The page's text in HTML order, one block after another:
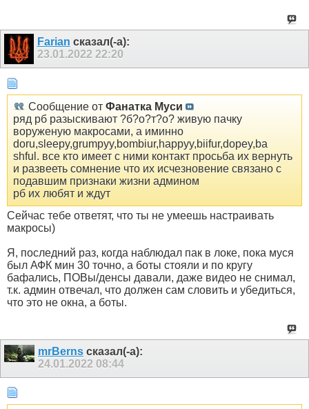
Farian сказал(-а):
23.01.2022 22:20
Сообщение от Фанатка Муси
ряд рб разыскивают ?б?о?т?о? живую пачку
воруженую макросами, а иминно
doru,sleepy,grumpyy,bombiur,happyy,biifur,dopey,ba
shful. все кто имеет с ними контакт просьба их вернуть
и развееть сомнение что их исчезновение связано с
подавшим признаки жизни админом
рб их любят и ждут
Сейчас тебе ответят, что ты не умеешь настраивать
макросы)
Я, последний раз, когда наблюдал пак в локе, пока муся
был АФК мин 30 точно, а боты стояли и по кругу
бафались, ПОВы/денсы давали, даже видео не снимал,
т.к. админ отвечал, что должен сам словить и убедиться,
что это не окна, а боты.
mrBerns сказал(-а):
24.01.2022 08:44